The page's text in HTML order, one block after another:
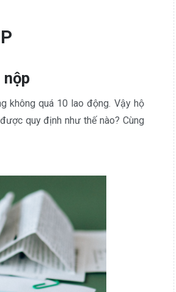
không quá 10 lao động. Vậy hộ
quy định như thế nào? Cùng